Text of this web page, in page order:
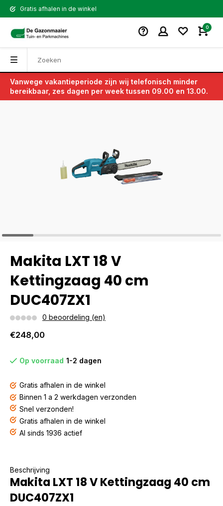
Gratis afhalen in de winkel
0
Vanwege vakantieperiode zijn wij telefonisch minder
bereikbaar, zes dagen per week tussen 09.00 en 13.00.
Terug
Makita LXT 18 V
Kettingzaag 40 cm
DUC407ZX1
0 beoordeling (en)
€248,00
Op voorraad 1-2 dagen
Gratis afhalen in de winkel
Binnen 1 a 2 werkdagen verzonden
Snel verzonden!
Gratis afhalen in de winkel
Al sinds 1936 actief
Beschrijving
Makita LXT 18 V Kettingzaag 40 cm
DUC407ZX1